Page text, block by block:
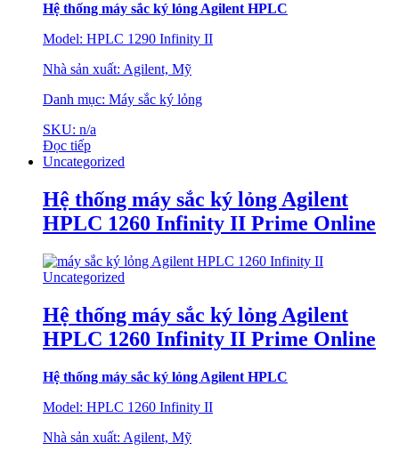
Hệ thống máy sắc ký lỏng Agilent HPLC
Model: HPLC 1290 Infinity II
Nhà sản xuất: Agilent, Mỹ
Danh mục: Máy sắc ký lỏng
SKU: n/a
Đọc tiếp
Uncategorized
Hệ thống máy sắc ký lỏng Agilent
HPLC 1260 Infinity II Prime Online
Uncategorized
Hệ thống máy sắc ký lỏng Agilent
HPLC 1260 Infinity II Prime Online
Hệ thống máy sắc ký lỏng Agilent HPLC
Model: HPLC 1260 Infinity II
Nhà sản xuất: Agilent, Mỹ